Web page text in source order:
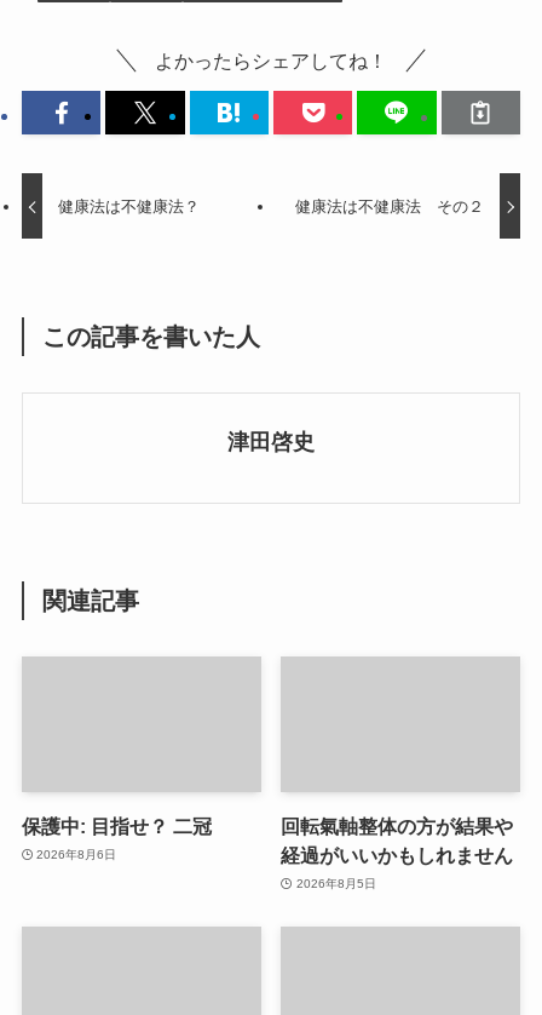
よかったらシェアしてね！
健康法は不健康法？ 健康法は不健康法 その２
この記事を書いた人
津田啓史
関連記事
保護中: 目指せ？ 二冠
2026年8月6日
回転氣軸整体の方が結果や
経過がいいかもしれません
2026年8月5日